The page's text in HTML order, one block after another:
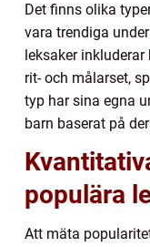
Det finns olika
vara trendiga
leksaker
rit- och målarset,
typ har sina egna
barn baserat på
populära
Att mäta